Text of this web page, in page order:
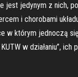
jedynym z nich,
i chorobami
którym jednoczą
w działaniu”,